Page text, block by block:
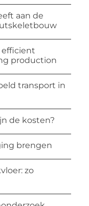
aan de
efficient
production
transport in
de kosten?
brengen
zo